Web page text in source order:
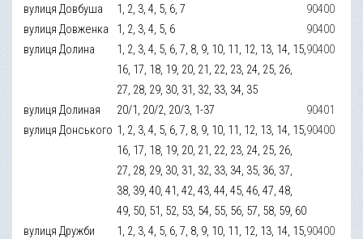
вулиця Довбуша 1, 2, 3, 4, 5, 6, 7
90400
вулиця Довженка
1, 2, 3, 4, 5, 6
90400
вулиця Долина
1, 2, 3, 4, 5, 6, 7, 8, 9, 10, 11, 12, 13, 14, 15,
16, 17, 18, 19, 20, 21, 22, 23, 24, 25, 26,
27, 28, 29, 30, 31, 32, 33, 34, 35
90400
вулиця Долиная 20/1, 20/2, 20/3, 1-37
90401
вулиця Донського 1, 2, 3, 4, 5, 6, 7, 8, 9, 10, 11, 12, 13, 14, 15,
16, 17, 18, 19, 20, 21, 22, 23, 24, 25, 26,
27, 28, 29, 30, 31, 32, 33, 34, 35, 36, 37,
38, 39, 40, 41, 42, 43, 44, 45, 46, 47, 48,
49, 50, 51, 52, 53, 54, 55, 56, 57, 58, 59, 60
90400
вулиця Дружби
1, 2, 3, 4, 5, 6, 7, 8, 9, 10, 11, 12, 13, 14, 15,90400